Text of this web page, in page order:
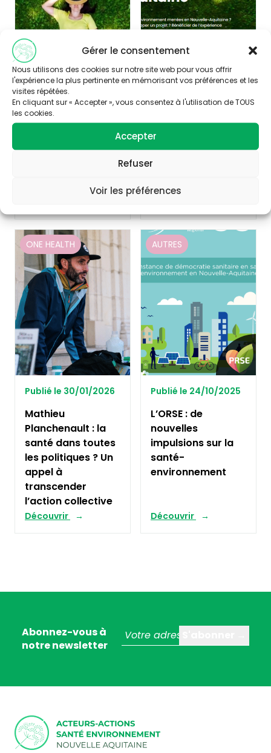
Gérer le consentement
Nous utilisons des cookies sur notre site web pour vous offrir
l'expérience la plus pertinente en mémorisant vos préférences et les
visites répétées.
En cliquant sur « Accepter », vous consentez à l'utilisation de TOUS
les cookies.
Accepter
Refuser
Voir les préférences
Publié le 06/07/2026 Publié le 27/02/2026
La nouvelle version
du site Acteurs
!
ONE HEALTH
Publié le 30/01/2026
Mathieu
Planchenault : la
santé dans toutes
les politiques ? Un
appel à
transcender
l’action collective
Découvrir
AUTRES
Publié le 24/10/2025
L’ORSE : de
nouvelles
impulsions sur la
santé-
environnement
Découvrir
Abonnez-vous à
notre newsletter